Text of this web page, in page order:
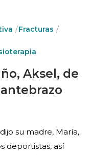
Fracturas
Aksel, de
su madre, María,
deportistas, así